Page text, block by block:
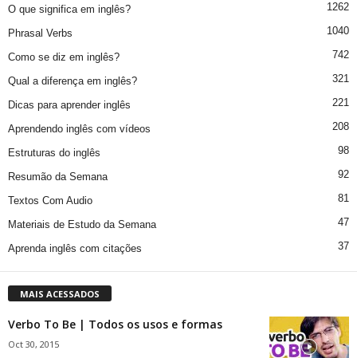
O que significa em inglês? 1262
Phrasal Verbs 1040
Como se diz em inglês? 742
Qual a diferença em inglês? 321
Dicas para aprender inglês 221
Aprendendo inglês com vídeos 208
Estruturas do inglês 98
Resumão da Semana 92
Textos Com Audio 81
Materiais de Estudo da Semana 47
Aprenda inglês com citações 37
MAIS ACESSADOS
Verbo To Be | Todos os usos e formas
Oct 30, 2015